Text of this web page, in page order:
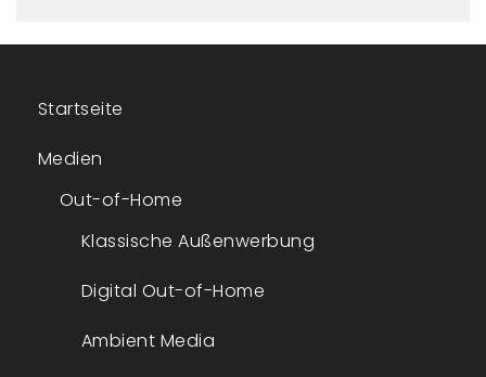
navigation
Startseite
Medien
Out-of-Home
Klassische Außenwerbung
Digital Out-of-Home
Ambient Media